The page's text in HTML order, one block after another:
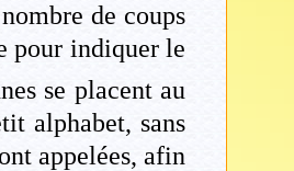
de coups
pour indiquer le
se placent au
alphabet, sans
appelées, afin